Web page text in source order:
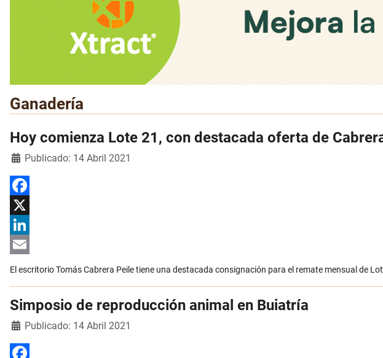
Ganadería
Hoy comienza Lote 21, con destacada oferta de
DetallesPublicado: 14 Abril 2021
Facebook
X
LinkedIn
Email
El escritorio Tomás Cabrera Peile tiene una destacada consignación para el remate mensual de
Simposio de reproducción animal en Buiatría
DetallesPublicado: 14 Abril 2021